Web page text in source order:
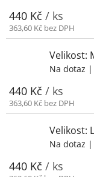
440 Kč / ks
363,60 Kč bez DPH
Velikost:
Na dotaz |
440 Kč / ks
363,60 Kč bez DPH
Velikost: L
Na dotaz |
440 Kč / ks